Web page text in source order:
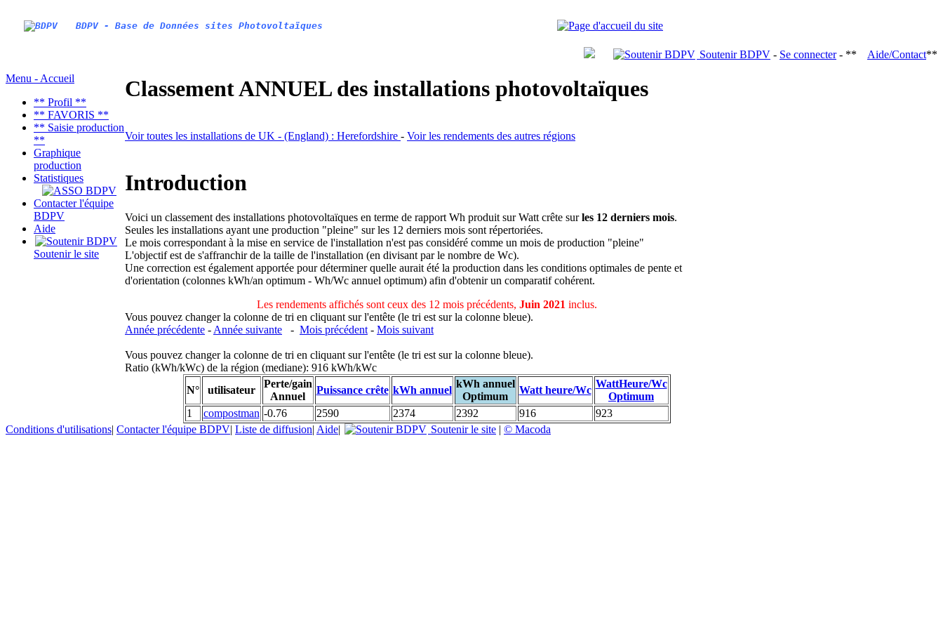
BDPV - Base de Données sites Photovoltaïques
Soutenir BDPV - Se connecter- ** Aide/Contact**
Menu - Accueil
** Profil **
** FAVORIS **
** Saisie production
**
Graphique
production
Statistiques
Contacter l'équipe
BDPV
Aide
Soutenir le site
Classement ANNUEL des installations photovoltaïques
Voir toutes les installations de UK - (England) : Herefordshire - Voir les rendements des autres régions
Introduction
Voici un classement des installations photovoltaïques en terme de rapport Wh produit sur Watt crête surles 12 derniers mois.
Seules les installations ayant une production "pleine" sur les 12 derniers mois sont répertoriées.
Le mois correspondant à la mise en service de l'installation n'est pas considéré comme un mois de production "pleine"
L'objectif est de s'affranchir de la taille de l'installation (en divisant par le nombre de Wc).
Une correction est également apportée pour déterminer quelle aurait été la production dans les conditions optimales de pente et
d'orientation (colonnes kWh/an optimum - Wh/Wc annuel optimum) afin d'obtenir un comparatif cohérent.
Les rendements affichés sont ceux des 12 mois précédents, Juin 2021 inclus.
Vous pouvez changer la colonne de tri en cliquant sur l'entête (le tri est sur la colonne bleue).
Année précédente - Année suivante - Mois précédent - Mois suivant
Vous pouvez changer la colonne de tri en cliquant sur l'entête (le tri est sur la colonne bleue).
Ratio (kWh/kWc) de la région (mediane): 916 kWh/kWc
N°
utilisateur
Perte/gain
Annuel
Puissance crête kWh annuel
kWh annuel
Optimum
Watt heure/Wc
WattHeure/Wc
Optimum
1
compostman -0.76 2590 2374 2392 916
923
Conditions d'utilisations| Contacter l'équipe BDPV| Liste de diffusion| Aide| Soutenir le site | © Macoda